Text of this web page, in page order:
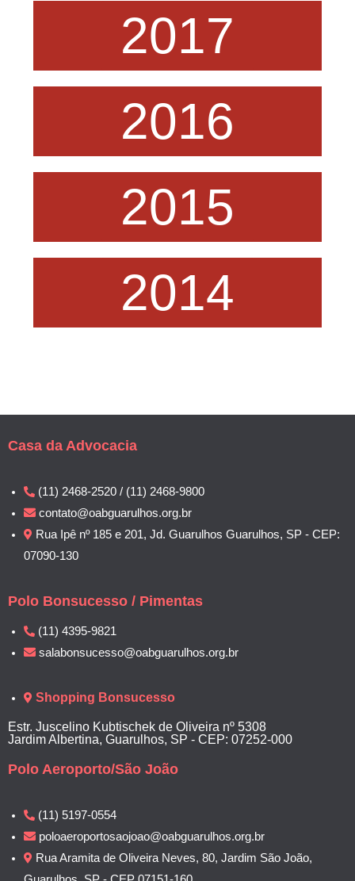
2017
2016
2015
2014
Casa da Advocacia
(11) 2468-2520 / (11) 2468-9800
contato@oabguarulhos.org.br
Rua Ipê nº 185 e 201, Jd. Guarulhos Guarulhos, SP - CEP:
07090-130
Polo Bonsucesso / Pimentas
(11) 4395-9821
salabonsucesso@oabguarulhos.org.br
Shopping Bonsucesso
Estr. Juscelino Kubtischek de Oliveira nº 5308
Jardim Albertina, Guarulhos, SP - CEP: 07252-000
Polo Aeroporto/São João
(11) 5197-0554
poloaeroportosaojoao@oabguarulhos.org.br
Rua Aramita de Oliveira Neves, 80, Jardim São João,